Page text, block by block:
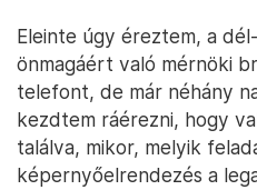
Eleinte úgy éreztem, a
önmagáért való mérnöki
telefont, de már néhány
kezdtem ráérezni, hogy
találva, mikor, melyik
képernyőelrendezés a